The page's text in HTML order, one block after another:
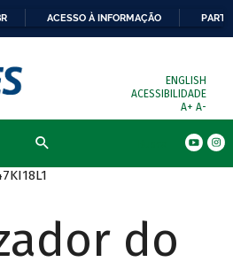
ACESSO À INFORMAÇÃO
ENGLISH
ACESSIBILIDADE
A+ A-
do